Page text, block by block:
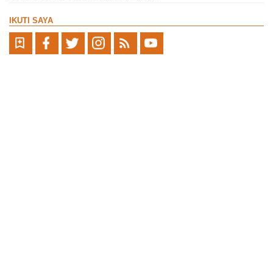
IKUTI SAYA